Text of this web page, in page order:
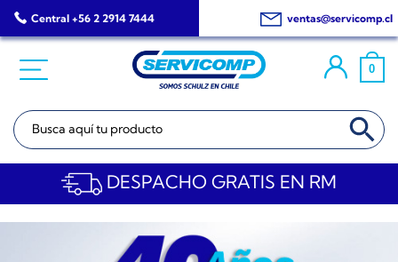
Saltar
al
Central +56 2 2914 7444 ventas@servicomp.cl
0
Buscar: BOTÓN DE
DESPACHO GRATIS EN RM